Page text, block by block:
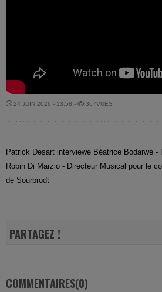
24 JUIN 2026 - 13:58 - 367VUES
Patrick Desart interviewe Béatrice Bodarwé
Robin Di Marzio - Directeur Musical pour le
de Sourbrodt
PARTAGEZ !
COMMENTAIRES(0)